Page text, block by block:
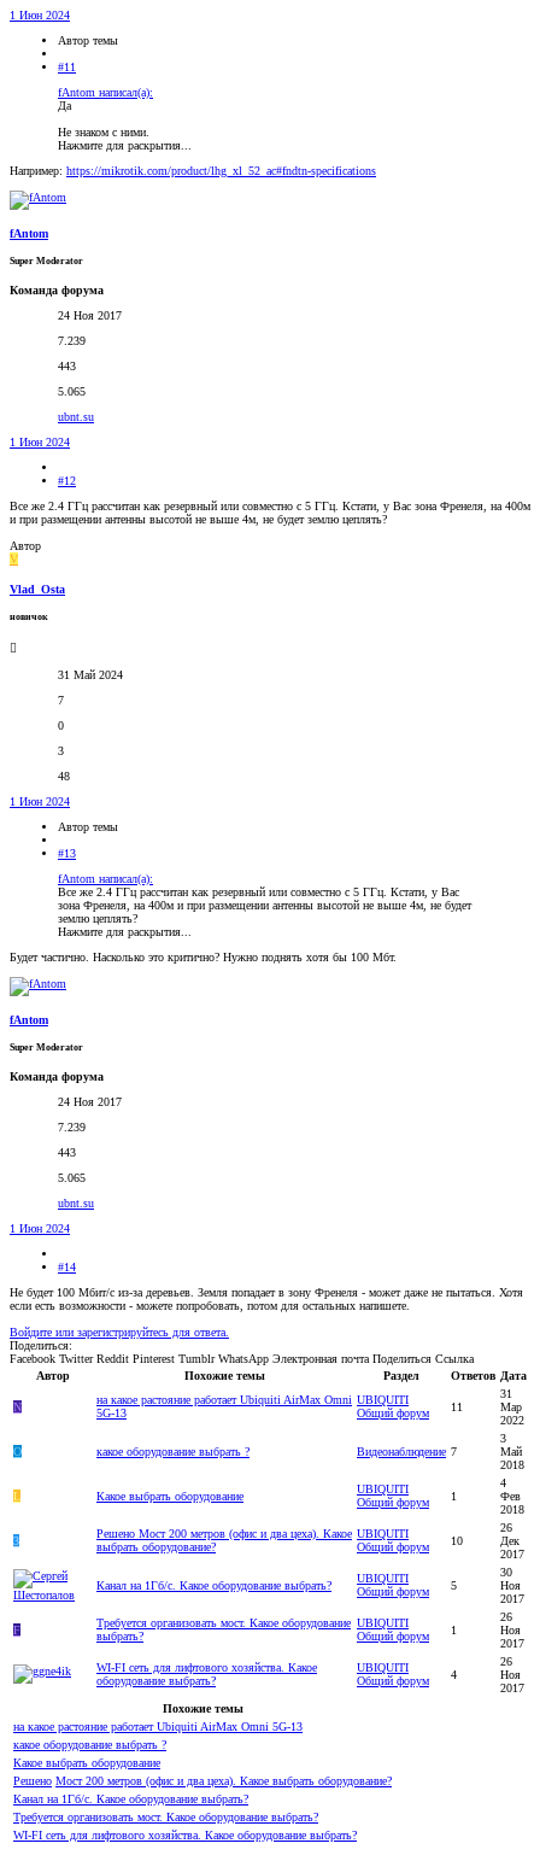
1 Июн 2024
Автор темы
#11
fAntom написал(а):
Да
Не знаком с ними.
Нажмите для раскрытия...
Например: https://mikrotik.com/product/lhg_xl_52_ac#fndtn-specifications
fAntom
Super Moderator
Команда форума
24 Ноя 2017
7.239
443
5.065
ubnt.su
1 Июн 2024
#12
Все же 2.4 ГГц рассчитан как резервный или совместно с 5 ГГц. Кстати, у Вас зона Френеля, на 400м
и при размещении антенны высотой не выше 4м, не будет землю цеплять?
Автор
V
Vlad_Osta
новичок
31 Май 2024
7
0
3
48
1 Июн 2024
Автор темы
#13
fAntom написал(а):
Все же 2.4 ГГц рассчитан как резервный или совместно с 5 ГГц. Кстати, у Вас
зона Френеля, на 400м и при размещении антенны высотой не выше 4м, не будет
землю цеплять?
Нажмите для раскрытия...
Будет частично. Насколько это критично? Нужно поднять хотя бы 100 Мбт.
fAntom
Super Moderator
Команда форума
24 Ноя 2017
7.239
443
5.065
ubnt.su
1 Июн 2024
#14
Не будет 100 Мбит/с из-за деревьев. Земля попадает в зону Френеля - может даже не пытаться. Хотя
если есть возможности - можете попробовать, потом для остальных напишете.
Войдите или зарегистрируйтесь для ответа.
Поделиться:
Facebook Twitter Reddit Pinterest Tumblr WhatsApp Электронная почта Поделиться Ссылка
Автор
Похожие темы Раздел Ответов Дата
N
на какое растояние работает Ubiquiti AirMax Omni
5G-13
UBIQUITI
Общий форум
11
31
Мар
2022
O какое оборудование выбрать ? Видеонаблюдение 7
3
Май
2018
L Какое выбрать оборудование
UBIQUITI
Общий форум
1
4
Фев
2018
3
Решено Мост 200 метров (офис и два цеха). Какое
выбрать оборудование?
UBIQUITI
Общий форум
10
26
Дек
2017
Канал на 1Гб/с. Какое оборудование выбрать?
UBIQUITI
Общий форум
5
30
Ноя
2017
F
Требуется организовать мост. Какое оборудование
выбрать?
UBIQUITI
Общий форум
1
26
Ноя
2017
WI-FI сеть для лифтового хозяйства. Какое
оборудование выбрать?
UBIQUITI
Общий форум
4
26
Ноя
2017
Похожие темы
на какое растояние работает Ubiquiti AirMax Omni 5G-13
какое оборудование выбрать ?
Какое выбрать оборудование
Решено Мост 200 метров (офис и два цеха). Какое выбрать оборудование?
Канал на 1Гб/с. Какое оборудование выбрать?
Требуется организовать мост. Какое оборудование выбрать?
WI-FI сеть для лифтового хозяйства. Какое оборудование выбрать?